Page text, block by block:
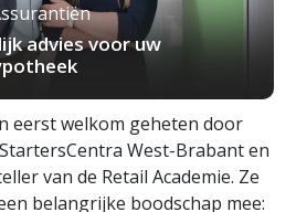
advies voor uw
eerst welkom geheten door
West-Brabant en
van de Retail Academie. Ze
belangrijke boodschap mee: